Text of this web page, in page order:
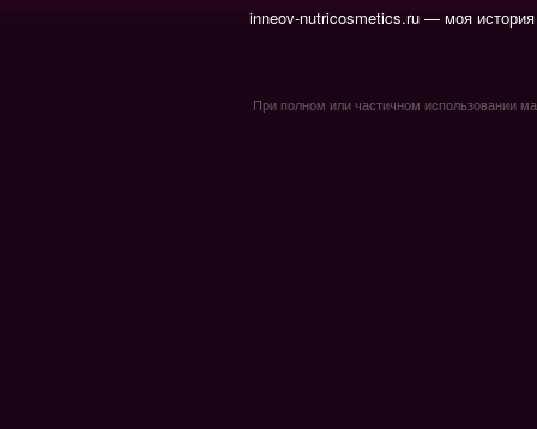
inneov-nutricosmetics.ru — моя
При полном или частичном использовании